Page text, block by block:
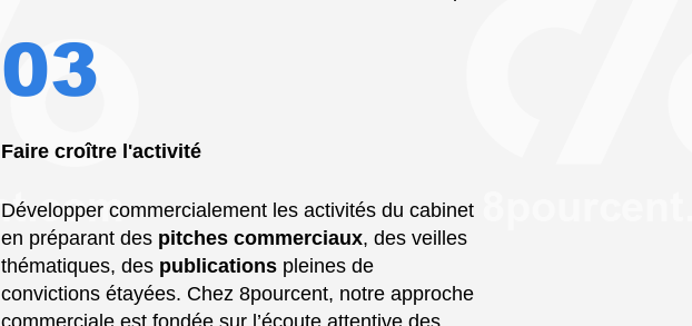
03
Faire croître l'activité
Développer commercialement les activités du cabinet
en préparant des pitches commerciaux, des veilles
thématiques, des publications pleines de
convictions étayées. Chez 8pourcent, notre approche
commerciale est fondée sur l’écoute attentive des